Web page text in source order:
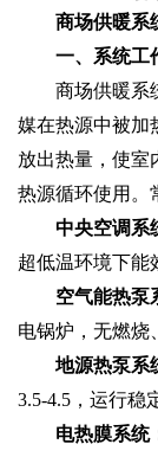
商场供暖系
一、系统工
商场供暖系
媒在热源中被加
放出热量，使室
热源循环使用。
中央空调系
超低温环境下能
空气能热泵
电锅炉，无燃烧
地源热泵系
3.5-4.5，运行稳
电热膜系统‌